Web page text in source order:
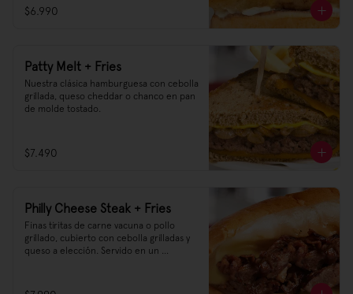
$6.990
Patty Melt + Fries
Nuestra clásica hamburguesa con cebolla
grillada, queso cheddar o chanco en pan
de molde tostado.
$7.490
Philly Cheese Steak + Fries
Finas tiritas de carne vacuna o pollo
grillado, cubierto con cebolla grilladas y
queso a elección. Servido en un